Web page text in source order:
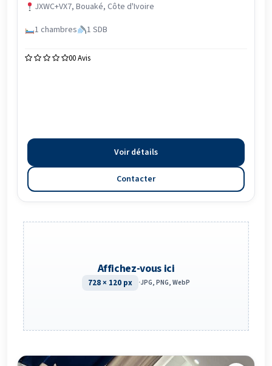
JXWC+VX7, Bouaké, Côte d'Ivoire
1 chambres
1 SDB
00 Avis
Voir détails
Contacter
Affichez-vous ici
728 × 120 px ·JPG, PNG, WebP